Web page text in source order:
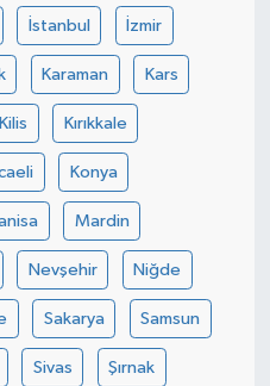
İstanbul İzmir
Karaman Kars
Kilis Kırıkkale
Konya
Mardin
Nevşehir Niğde
Sakarya Samsun
Sivas Şırnak